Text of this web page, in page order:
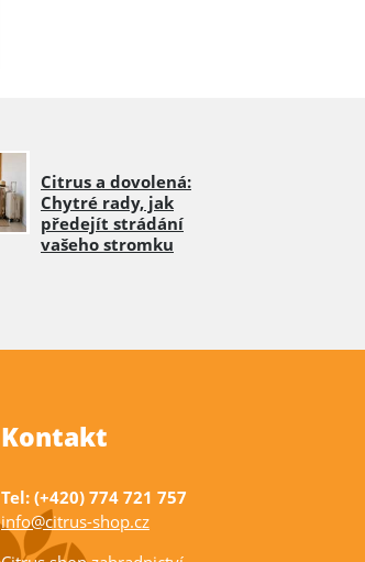
Citrus a dovolená:
Chytré rady, jak
předejít strádání
vašeho stromku
Kontakt
Tel: (+420) 774 721 757
info@citrus-shop.cz